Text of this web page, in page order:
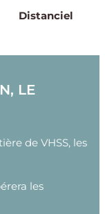
Distanciel
LE
de VHSS, les
les